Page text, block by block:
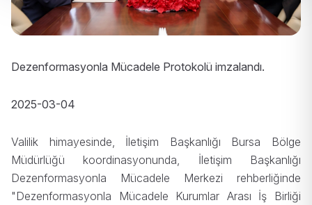
Dezenformasyonla Mücadele Protokolü imzalandı.
2025-03-04
Valilik himayesinde, İletişim Başkanlığı Bursa Bölge
Müdürlüğü koordinasyonunda, İletişim Başkanlığı
Dezenformasyonla Mücadele Merkezi rehberliğinde
"Dezenformasyonla Mücadele Kurumlar Arası İş Birliği